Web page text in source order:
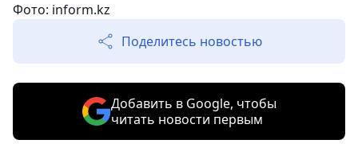
Фото: inform.kz
Поделитесь новостью
Добавить в Google, чтобы
читать новости первым